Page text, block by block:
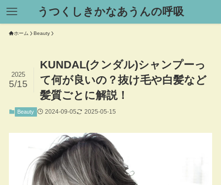
うつくしきかなあうんの呼吸
ホーム Beauty
KUNDAL(クンダル)シャンプーっ
て何が良いの？抜け毛や白髪など
髪質ごとに解説！
2025
5/15
Beauty 2024-09-05 2025-05-15